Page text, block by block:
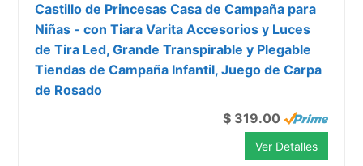
Castillo de Princesas Casa de Campaña para
Niñas - con Tiara Varita Accesorios y Luces
de Tira Led, Grande Transpirable y Plegable
Tiendas de Campaña Infantil, Juego de Carpa
de Rosado
$ 319.00
Ver Detalles